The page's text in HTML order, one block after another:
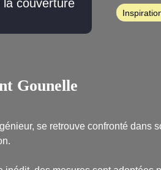
Gounelle
se retrouve confronté dans